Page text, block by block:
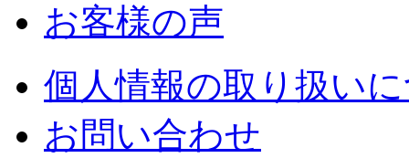
お客様の声
個人情報の取り扱い
お問い合わせ